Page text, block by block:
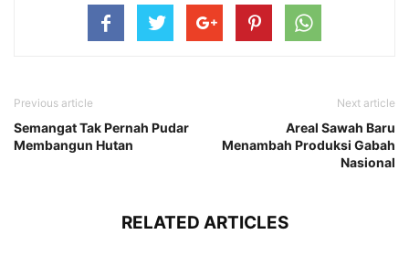
Previous article
Semangat Tak Pernah Pudar
Membangun Hutan
Next article
Areal Sawah Baru
Menambah Produksi Gabah
Nasional
RELATED ARTICLES